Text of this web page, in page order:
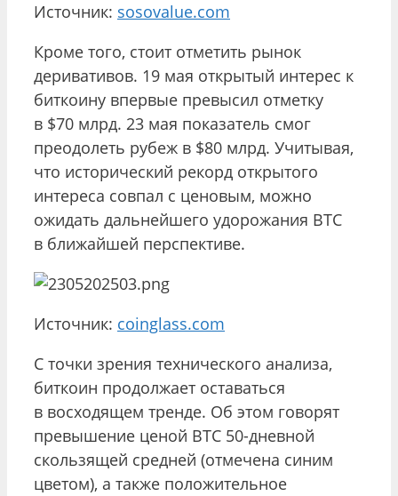
Источник: sosovalue.com
Кроме того, стоит отметить рынок
деривативов. 19 мая открытый интерес к
биткоину впервые превысил отметку
в $70 млрд. 23 мая показатель смог
преодолеть рубеж в $80 млрд. Учитывая,
что исторический рекорд открытого
интереса совпал с ценовым, можно
ожидать дальнейшего удорожания BTC
в ближайшей перспективе.
Источник: coinglass.com
С точки зрения технического анализа,
биткоин продолжает оставаться
в восходящем тренде. Об этом говорят
превышение ценой BTC 50-дневной
скользящей средней (отмечена синим
цветом), а также положительное